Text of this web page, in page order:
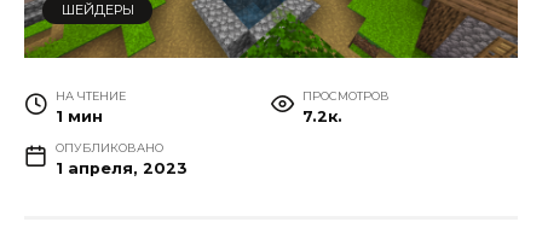
ШЕЙДЕРЫ
НА ЧТЕНИЕ
1 мин
ПРОСМОТРОВ
7.2к.
ОПУБЛИКОВАНО
1 апреля, 2023